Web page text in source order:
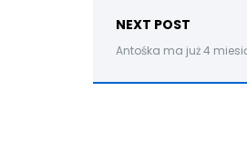
NEXT POST
Antośka ma już 4